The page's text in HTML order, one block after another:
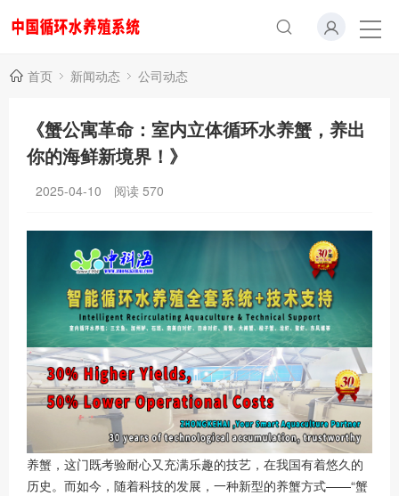
首页 新闻动态 公司动态
《蟹公寓革命：室内立体循环水养蟹，养出
你的海鲜新境界！》
2025-04-10 阅读 570
养蟹，这门既考验耐心又充满乐趣的技艺，在我国有着悠久的
历史。而如今，随着科技的发展，一种新型的养蟹方式——“蟹